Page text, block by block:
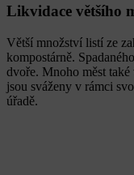
Likvidace většího
Větší množství listí ze
kompostárně.
dvoře. Mnoho měst
jsou sváženy v rámci
úřadě.